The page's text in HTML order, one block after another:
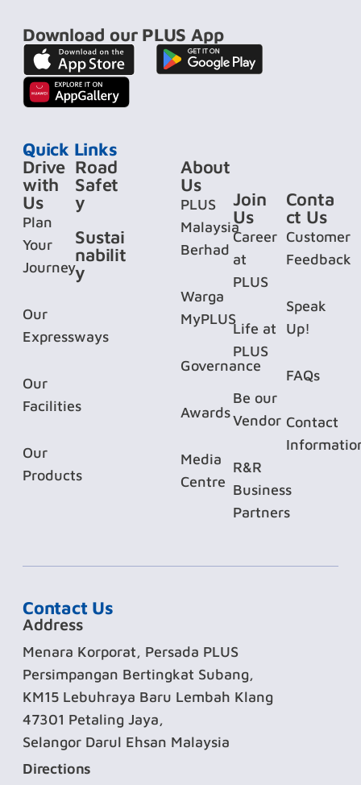
Download our PLUS App
Quick Links
Drive
with
Us
Plan
Your
Journey
Our
Expressways
Our
Facilities
Our
Products
Road
Safet
y
Sustai
nabilit
y
About
Us
PLUS
Malaysia
Berhad
Warga
MyPLUS
Governance
Awards
Media
Centre
Join
Us
Career
at
PLUS
Life at
PLUS
Be our
Vendor
R&R
Business
Partners
Conta
ct Us
Customer
Feedback
Speak
Up!
FAQs
Contact
Contact Us
Address
Menara Korporat, Persada PLUS
Persimpangan Bertingkat Subang,
KM15 Lebuhraya Baru Lembah Klang
47301 Petaling Jaya,
Selangor Darul Ehsan Malaysia
Directions